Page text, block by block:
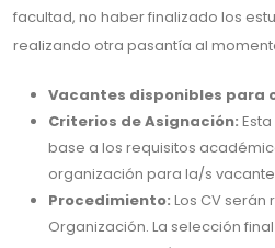
facultad, no haber finalizado los
realizando otra pasantía al
Vacantes disponibles para
Criterios de Asignación:
base a los requisitos
organización para la/s
Procedimiento: Los CV
Organización. La selección